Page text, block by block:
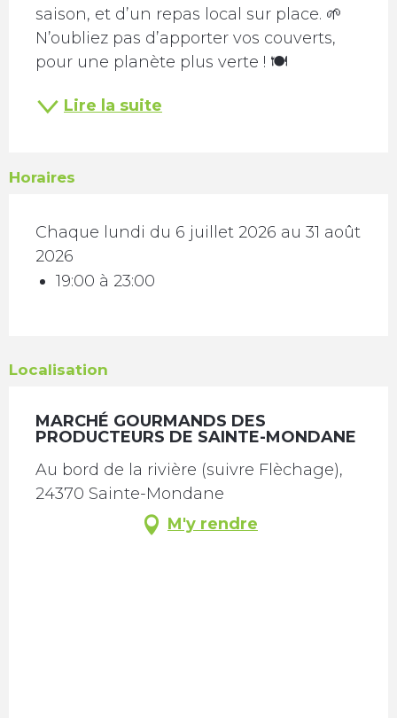
saison, et d’un repas local sur place. 🌱
N’oubliez pas d’apporter vos couverts,
pour une planète plus verte ! 🍽️
Lire la suite
Horaires
Chaque lundi du 6 juillet 2026 au 31 août
2026
19:00 à 23:00
Localisation
MARCHÉ GOURMANDS DES
PRODUCTEURS DE SAINTE-MONDANE
Au bord de la rivière (suivre Flèchage),
24370 Sainte-Mondane
M'y rendre